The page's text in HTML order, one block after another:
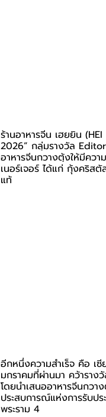
ร้านอาหารจีน เฮยยิน
2026” กลุ่มรางวัล
อาหารจีนกวางตุ้งให้มีคว
เนอร์เจอร์ ได้แก่ กุ้งคริสตั
แท้
อีกหนึ่งความสำเร็จ คือ เ
มกราคมที่ผ่านมา คว้าราง
โดยนำเสนออาหารจีนกว
ประสบการณ์แห่งการรับป
พระราม 4